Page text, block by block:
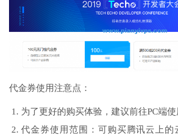
代金券使用注意点：
为了更好的购买体验，建议前往PC端
代金券使用范围：可购买腾讯云上的